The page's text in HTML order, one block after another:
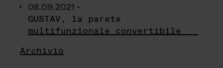
08.09.2021 -
GUSTAV, la parete
multifunzionale convertibile
Archivio